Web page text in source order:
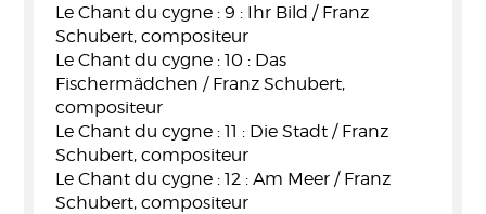
Le Chant du cygne : 9 : Ihr Bild / Franz
Schubert, compositeur
Le Chant du cygne : 10 : Das
Fischermädchen / Franz Schubert,
compositeur
Le Chant du cygne : 11 : Die Stadt / Franz
Schubert, compositeur
Le Chant du cygne : 12 : Am Meer / Franz
Schubert, compositeur